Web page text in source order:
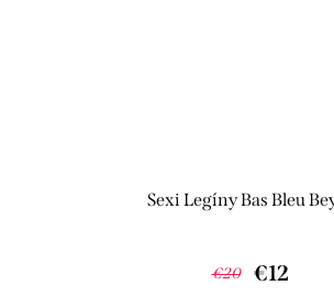
Sexi Legíny Bas Bleu
€20 €12